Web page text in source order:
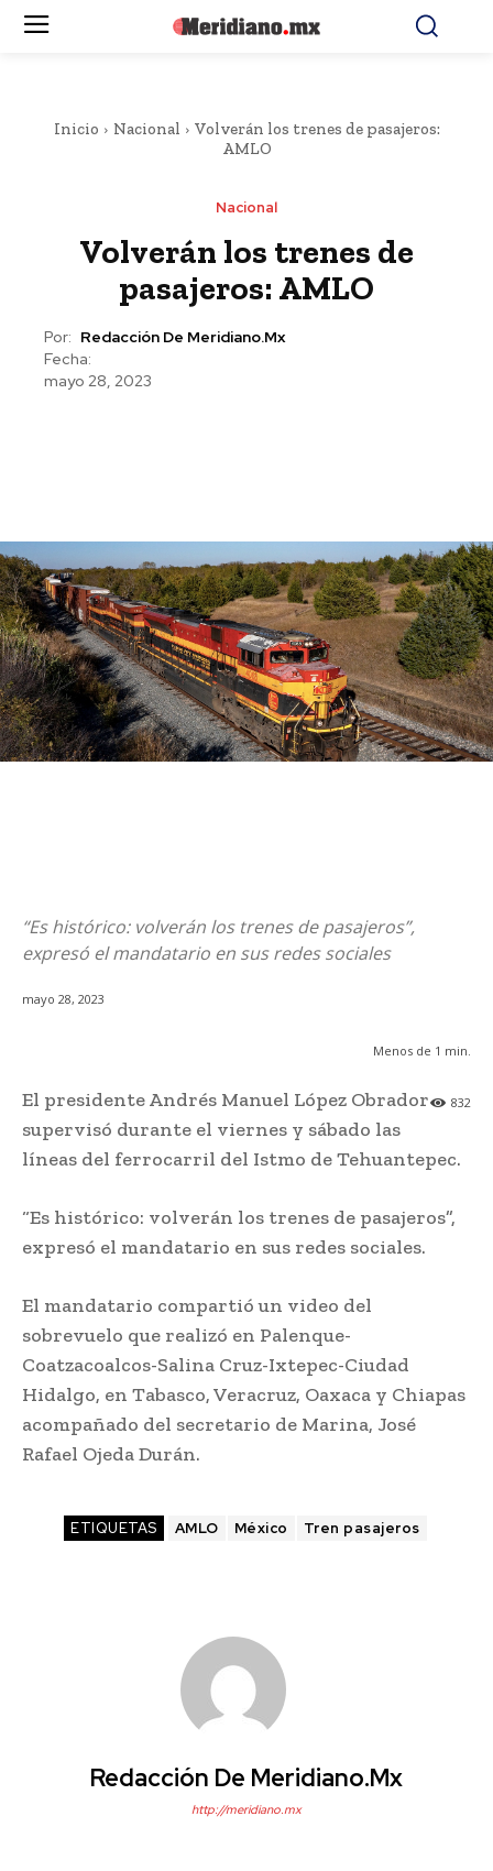
Inicio Nacional
Volverán los trenes de pasajeros:
AMLO
Nacional
Volverán los trenes de
pasajeros: AMLO
Por: Redacción De Meridiano.mx
Fecha:
mayo 28, 2023
“Es histórico: volverán los trenes de pasajeros”,
expresó el mandatario en sus redes sociales
mayo 28, 2023
Menos de 1 min.
832
El presidente Andrés Manuel López Obrador
supervisó durante el viernes y sábado las
líneas del ferrocarril del Istmo de Tehuantepec.
“Es histórico: volverán los trenes de pasajeros”,
expresó el mandatario en sus redes sociales.
El mandatario compartió un video del
sobrevuelo que realizó en Palenque-
Coatzacoalcos-Salina Cruz-Ixtepec-Ciudad
Hidalgo, en Tabasco, Veracruz, Oaxaca y Chiapas
acompañado del secretario de Marina, José
Rafael Ojeda Durán.
ETIQUETAS AMLO México Tren pasajeros
Redacción De Meridiano.mx
http://meridiano.mx